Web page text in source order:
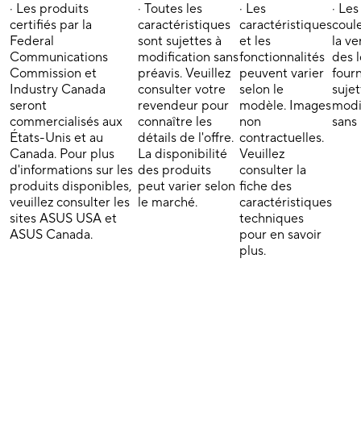
· Les produits
certifiés par la
Federal
Communications
Commission et
Industry Canada
seront
commercialisés aux
États-Unis et au
Canada. Pour plus
d'informations sur les
produits disponibles,
veuillez consulter les
sites ASUS USA et
ASUS Canada.
· Toutes les
caractéristiques
sont sujettes à
modification sans
préavis. Veuillez
consulter votre
revendeur pour
connaître les
détails de l'offre.
La disponibilité
des produits
peut varier selon
le marché.
· Les
caractéristiques
et les
fonctionnalités
peuvent varier
selon le
modèle. Images
non
contractuelles.
Veuillez
consulter la
fiche des
caractéristiques
techniques
pour en savoir
plus.
· Les
la
des